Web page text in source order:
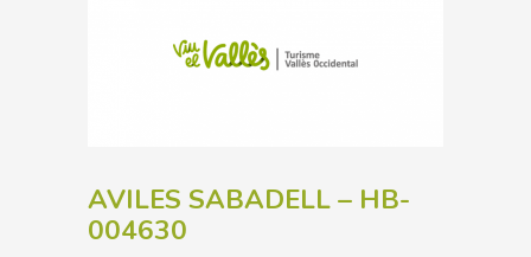
AVILES SABADELL – HB-
004630